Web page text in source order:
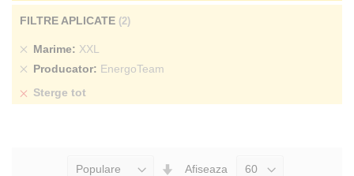
Seteaza
Afiseaza
FILTRE APLICATE
Marime XXL
Sterge
produs
Producator EnergoTeam
Sterge
Sterge tot